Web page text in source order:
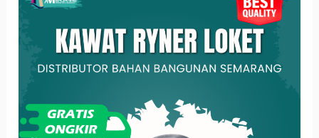
Kawat
Serbaguna
untuk